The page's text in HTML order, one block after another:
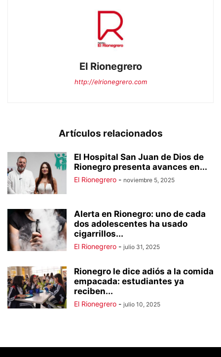
El Rionegrero
http://elrionegrero.com
Artículos relacionados
El Hospital San Juan de Dios de
Rionegro presenta avances en...
El Rionegrero - noviembre 5, 2025
Alerta en Rionegro: uno de cada
dos adolescentes ha usado
cigarrillos...
El Rionegrero - julio 31, 2025
Rionegro le dice adiós a la comida
empacada: estudiantes ya
reciben...
El Rionegrero - julio 10, 2025